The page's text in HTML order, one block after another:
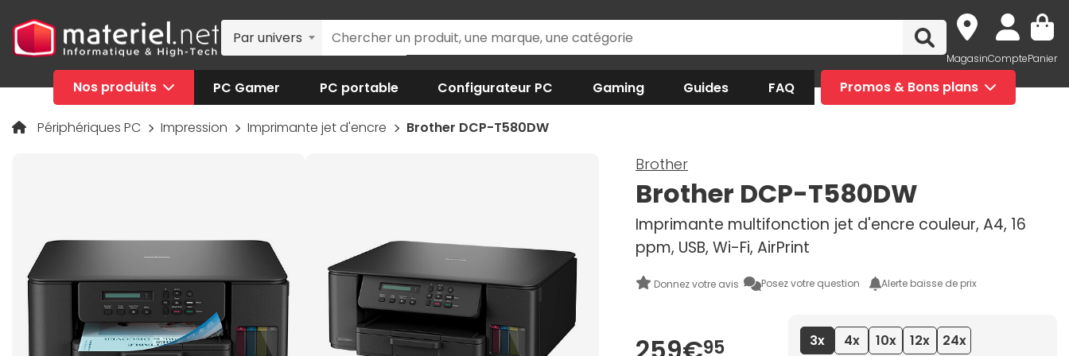
Par univers
MagasinComptePanier
Nos produits PC Gamer PC portable Configurateur PC Gaming Guides FAQ Promos & Bons plans
Périphériques PC Impression Imprimante jet d'encre Brother DCP-T580DW
Brother
Brother DCP-T580DW
Imprimante multifonction jet d'encre couleur, A4, 16
ppm, USB, Wi-Fi, AirPrint
Donnez votre avis Posez votre question Alerte baisse de prix
95 3x 4x 10x 12x
24x